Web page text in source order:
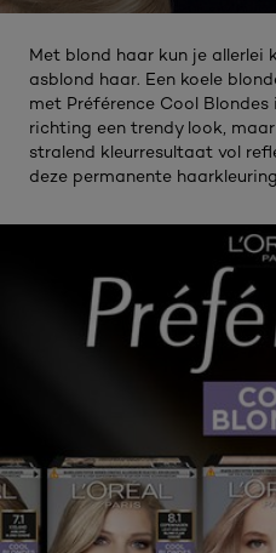
Met blond haar kun je allerlei
asblond haar. Een koele
met Préférence Cool
richting een trendy look,
stralend kleurresultaat vol
deze permanente